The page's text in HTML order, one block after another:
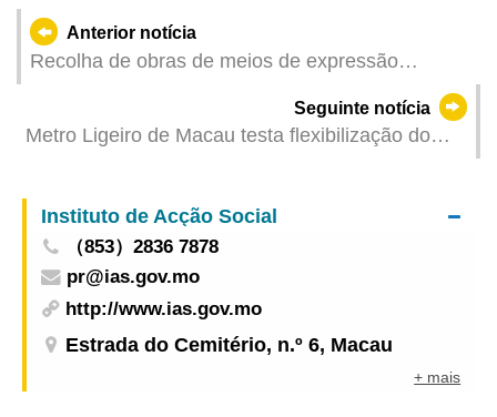
Anterior notícia
Recolha de obras de meios de expressão
Visuais de Macau Optimização dos prémios e do
mecanismo de colecção de obras para promover
Seguinte notícia
Metro Ligeiro de Macau testa flexibilização do
para promover mobilidade sustentável e
equilibrar uso das carruagens
Instituto de Acção Social
（853）2836 7878
pr@ias.gov.mo
http://www.ias.gov.mo
Estrada do Cemitério, n.º 6, Macau
+ mais